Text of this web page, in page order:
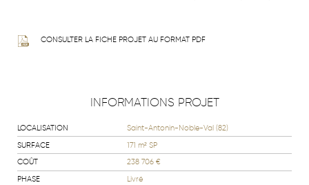
CONSULTER LA FICHE PROJET AU FORMAT PDF
INFORMATIONS PROJET
LOCALISATION
Saint-Antonin-Noble-Val (82)
SURFACE
171 m² SP
COÛT
238 706 €
PHASE
Livré